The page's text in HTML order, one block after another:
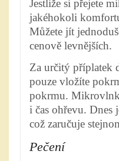
Jestliže si přejete
jakéhokoli
Můžete jít
cenově levnějších.
Za určitý příplatek
pouze vložíte
pokrmu.
i čas ohřevu.
což zaručuje
Pečení